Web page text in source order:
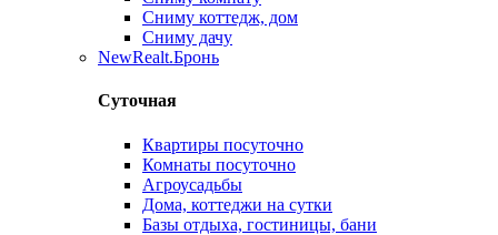
Сниму коттедж, дом
Сниму дачу
NewRealt.Бронь
Суточная
Квартиры посуточно
Комнаты посуточно
Агроусадьбы
Дома, коттеджи на сутки
Базы отдыха, гостиницы, бани